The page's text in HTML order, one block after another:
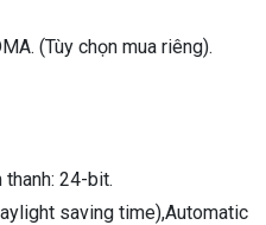
(Tùy chọn mua riêng).
thanh: 24-bit.
saving time),Automatic